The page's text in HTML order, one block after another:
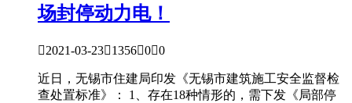
场封停动力电！
2021-03-23135600
近日，无锡市住建局印发《无锡市建筑施工安全监督检
查处置标准》： 1、存在18种情形的，需下发《局部停